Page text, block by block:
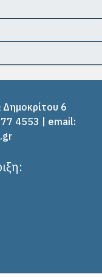
Δημοκρίτου 6
4553 | email: